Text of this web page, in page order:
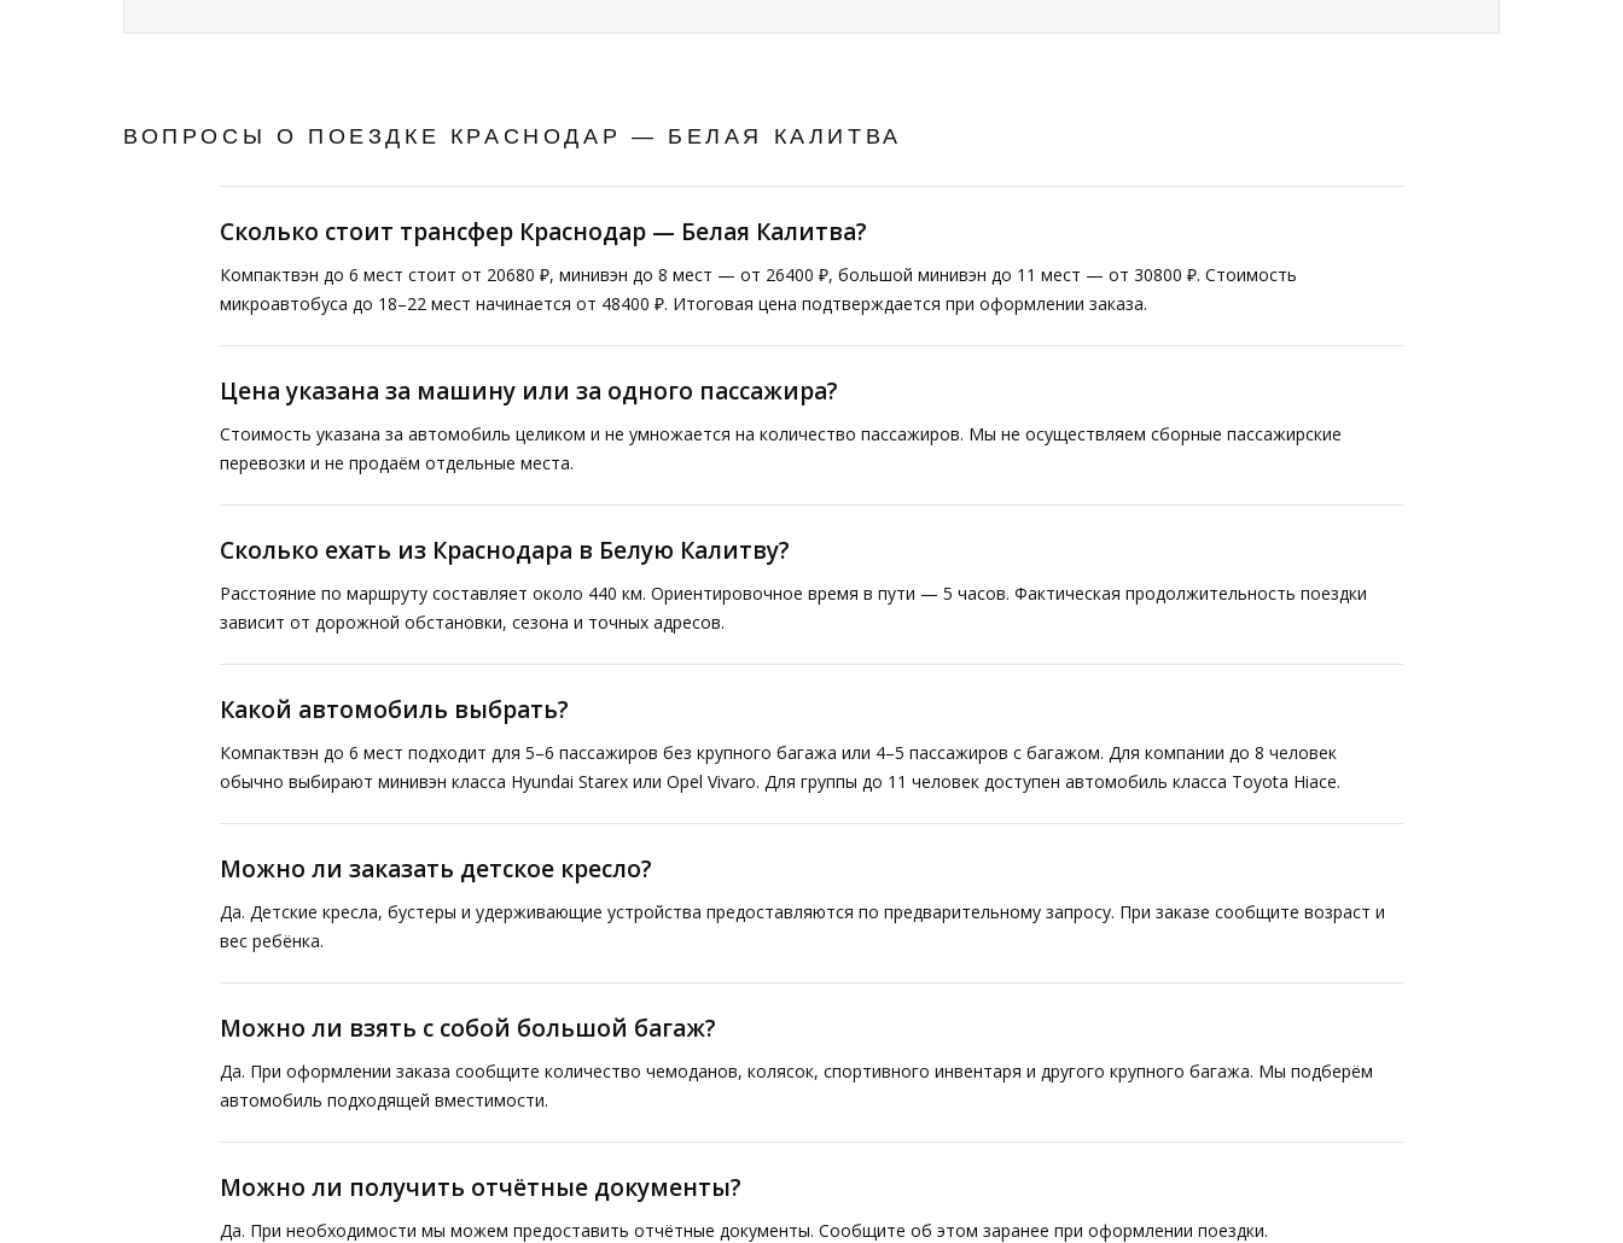
ВОПРОСЫ О ПОЕЗДКЕ КРАСНОДАР — БЕЛАЯ КАЛИТВА
Сколько стоит трансфер Краснодар — Белая Калитва?
Компактвэн до 6 мест стоит от 20680 ₽, минивэн до 8 мест — от 26400 ₽, большой минивэн до 11 мест — от 30800 ₽. Стоимость
микроавтобуса до 18–22 мест начинается от 48400 ₽. Итоговая цена подтверждается при оформлении заказа.
Цена указана за машину или за одного пассажира?
Стоимость указана за автомобиль целиком и не умножается на количество пассажиров. Мы не осуществляем сборные пассажирские
перевозки и не продаём отдельные места.
Сколько ехать из Краснодара в Белую Калитву?
Расстояние по маршруту составляет около 440 км. Ориентировочное время в пути — 5 часов. Фактическая продолжительность поездки
зависит от дорожной обстановки, сезона и точных адресов.
Какой автомобиль выбрать?
Компактвэн до 6 мест подходит для 5–6 пассажиров без крупного багажа или 4–5 пассажиров с багажом. Для компании до 8 человек
обычно выбирают минивэн класса Hyundai Starex или Opel Vivaro. Для группы до 11 человек доступен автомобиль класса Toyota Hiace.
Можно ли заказать детское кресло?
Да. Детские кресла, бустеры и удерживающие устройства предоставляются по предварительному запросу. При заказе сообщите возраст и
вес ребёнка.
Можно ли взять с собой большой багаж?
Да. При оформлении заказа сообщите количество чемоданов, колясок, спортивного инвентаря и другого крупного багажа. Мы подберём
автомобиль подходящей вместимости.
Можно ли получить отчётные документы?
Да. При необходимости мы можем предоставить отчётные документы. Сообщите об этом заранее при оформлении поездки.